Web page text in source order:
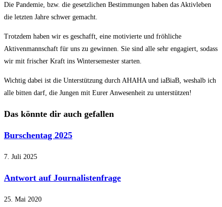
Die Pandemie, bzw. die gesetzlichen Bestimmungen haben das Aktivleben
die letzten Jahre schwer gemacht.
Trotzdem haben wir es geschafft, eine motivierte und fröhliche
Aktivenmannschaft für uns zu gewinnen. Sie sind alle sehr engagiert, sodass
wir mit frischer Kraft ins Wintersemester starten.
Wichtig dabei ist die Unterstützung durch AHAHA und iaBiaB, weshalb ich
alle bitten darf, die Jungen mit Eurer Anwesenheit zu unterstützen!
Das könnte dir auch gefallen
Burschentag 2025
7. Juli 2025
Antwort auf Journalistenfrage
25. Mai 2020